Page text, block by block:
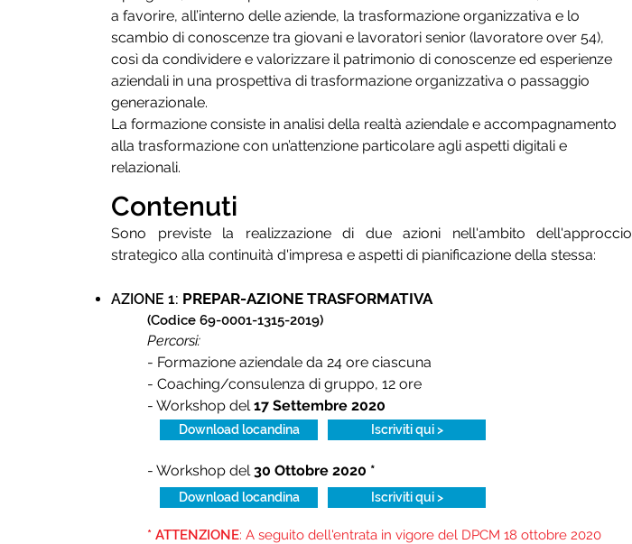
a favorire, all’interno delle aziende, la trasformazione organizzativa e lo
scambio di conoscenze tra giovani e lavoratori senior (lavoratore over 54),
così da condividere e valorizzare il patrimonio di conoscenze ed esperienze
aziendali in una prospettiva di trasformazione organizzativa o passaggio
generazionale.
La formazione consiste in analisi della realtà aziendale e accompagnamento
alla trasformazione con un’attenzione particolare agli aspetti digitali e
relazionali.
Contenuti
Sono previste la realizzazione di due azioni nell'ambito dell'approccio
strategico alla continuità d'impresa e aspetti di pianificazione della stessa:
AZIONE 1: PREPAR-AZIONE TRASFORMATIVA
(Codice 69-0001-1315-2019)
Percorsi:
- Formazione aziendale da 24 ore ciascuna
- Coaching/consulenza di gruppo, 12 ore
- Workshop del17 Settembre 2020
- Workshop del30 Ottobre 2020 *
* ATTENZIONE: A seguito dell'entrata in vigore del DPCM 18 ottobre 2020
Download locandina Iscriviti qui >
Download locandina Iscriviti qui >